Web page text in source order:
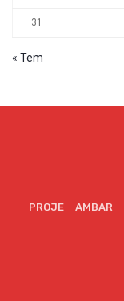
31
« Tem
PROJE AMBAR